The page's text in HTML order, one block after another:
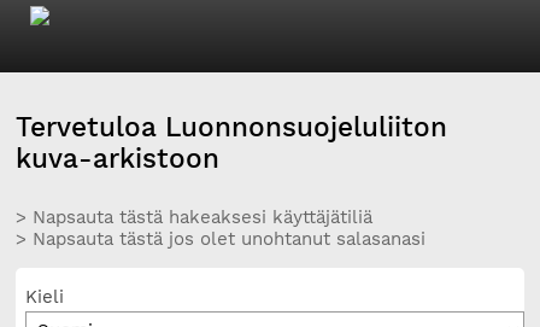
Tervetuloa Luonnonsuojeluliiton
kuva-arkistoon
> Napsauta tästä hakeaksesi käyttäjätiliä
> Napsauta tästä jos olet unohtanut salasanasi
Kieli